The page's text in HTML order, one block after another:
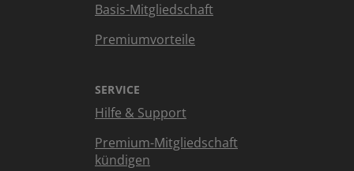
Basis-Mitgliedschaft
Premiumvorteile
SERVICE
Hilfe & Support
Premium-Mitgliedschaft
kündigen